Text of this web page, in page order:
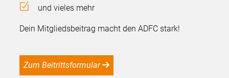
und vieles mehr
Dein Mitgliedsbeitrag macht den ADFC stark!
Zum Beitrittsformular